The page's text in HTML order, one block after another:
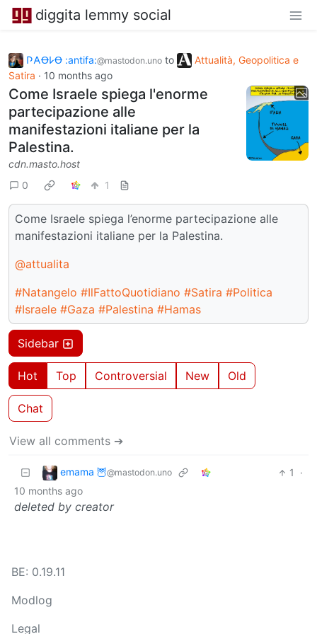
diggita lemmy social
𐌐𐌀Ꝋ𐌋Ꝋ :antifa:@mastodon.uno to
Attualità, Geopolitica e
Satira · 10 months ago
Come Israele spiega l'enorme
partecipazione alle
manifestazioni italiane per la
Palestina.
cdn.masto.host
0
1
Come Israele spiega l’enorme partecipazione alle
manifestazioni italiane per la Palestina.
@attualita
#Natangelo #IlFattoQuotidiano #Satira #Politica
#Israele #Gaza #Palestina #Hamas
Sidebar
Hot Top Controversial New Old
Chat
View all comments ➔
emama 🦉@mastodon.uno 1
·
10 months ago
deleted by creator
BE: 0.19.11
Modlog
Legal